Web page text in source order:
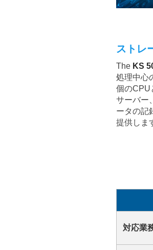
ストレ
The KS
処理中心
個のCPU
サーバー
ータの記
提供しま
対応業